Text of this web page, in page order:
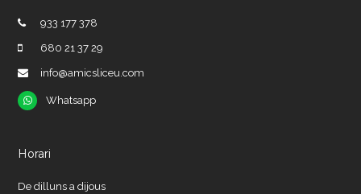
933 177 378
680 21 37 29
info@amicsliceu.com
Whatsapp
Whatsapp
Horari
De dilluns a dijous